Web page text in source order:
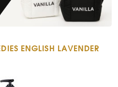
ENGLISH LAVENDER